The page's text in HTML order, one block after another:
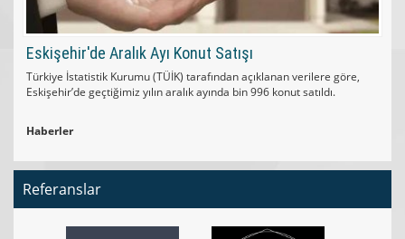
Eskişehir'de Aralık Ayı Konut Satışı
Türkiye İstatistik Kurumu (TÜİK) tarafından açıklanan verilere göre,
Eskişehir’de geçtiğimiz yılın aralık ayında bin 996 konut satıldı.
Haberler
Referanslar